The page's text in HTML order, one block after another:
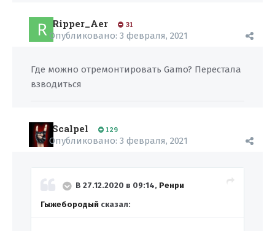
Ripper_Aer 31
Опубликовано: 3 февраля, 2021
Где можно отремонтировать Gamo? Перестала
взводиться
Scalpel 129
Опубликовано: 3 февраля, 2021
В 27.12.2020 в 09:14, Ренри
Гыжебородый сказал: